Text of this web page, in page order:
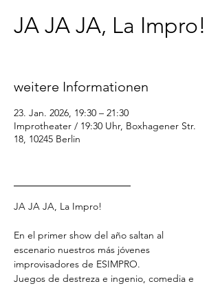
JA JA JA, La Impro!
weitere Informationen
23. Jan. 2026, 19:30 – 21:30
Improtheater / 19:30 Uhr, Boxhagener Str.
18, 10245 Berlin
JA JA JA, La Impro!
En el primer show del año saltan al
escenario nuestros más jóvenes
improvisadores de ESIMPRO.
Juegos de destreza e ingenio, comedia e